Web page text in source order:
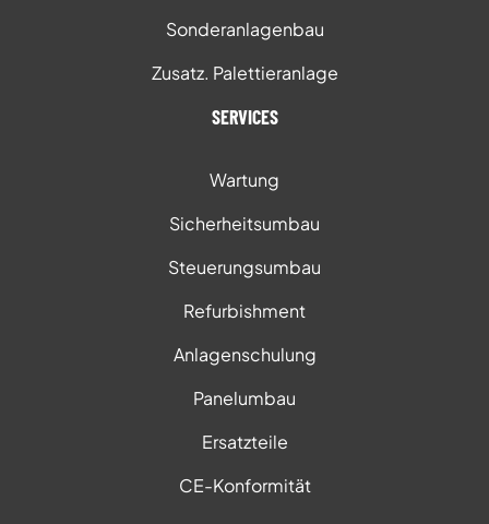
Sonderanlagenbau
Zusatz. Palettieranlage
SERVICES
Wartung
Sicherheitsumbau
Steuerungsumbau
Refurbishment
Anlagenschulung
Panelumbau
Ersatzteile
CE-Konformität